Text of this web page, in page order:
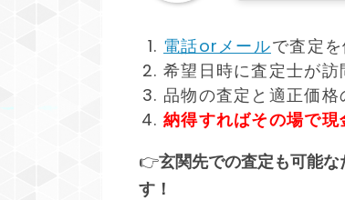
電話orメールで査定を
希望日時に査定士が訪
品物の査定と適正価格
納得すればその場で現
👉玄関先での査定も可能
す！